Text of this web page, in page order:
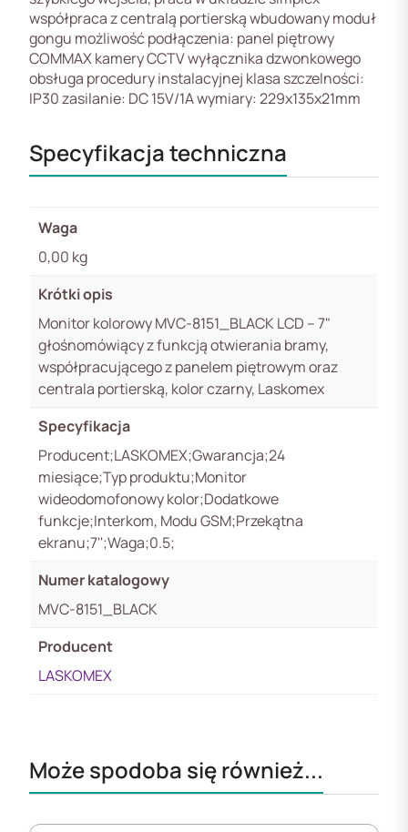
współpraca z centralą portierską wbudowany moduł
gongu możliwość podłączenia: panel piętrowy
COMMAX kamery CCTV wyłącznika dzwonkowego
obsługa procedury instalacyjnej klasa szczelności:
IP30 zasilanie: DC 15V/1A wymiary: 229x135x21mm
Specyfikacja techniczna
Waga
0,00 kg
Krótki opis
Monitor kolorowy MVC-8151_BLACK LCD – 7"
głośnomówiący z funkcją otwierania bramy,
współpracującego z panelem piętrowym oraz
centrala portierską, kolor czarny, Laskomex
Specyfikacja
Producent;LASKOMEX;Gwarancja;24
miesiące;Typ produktu;Monitor
wideodomofonowy kolor;Dodatkowe
funkcje;Interkom, Modu GSM;Przekątna
ekranu;7'';Waga;0.5;
Numer katalogowy
MVC-8151_BLACK
Producent
LASKOMEX
Może spodoba się również...